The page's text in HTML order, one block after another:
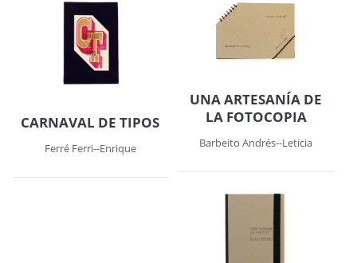
CARNAVAL DE TIPOS
Ferré Ferri--Enrique
UNA ARTESANÍA DE
LA FOTOCOPIA
Barbeito Andrés--Leticia